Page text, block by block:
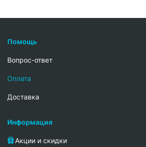
Помощь
Вопрос-ответ
Oплата
Доставка
Информация
Акции и скидки